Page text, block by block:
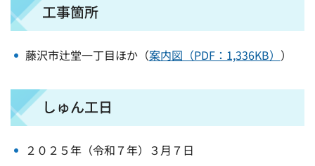
工事箇所
藤沢市辻堂一丁目ほか（案内図（PDF：1,336KB） ）
しゅん工日
２０２５年（令和７年）３月７日